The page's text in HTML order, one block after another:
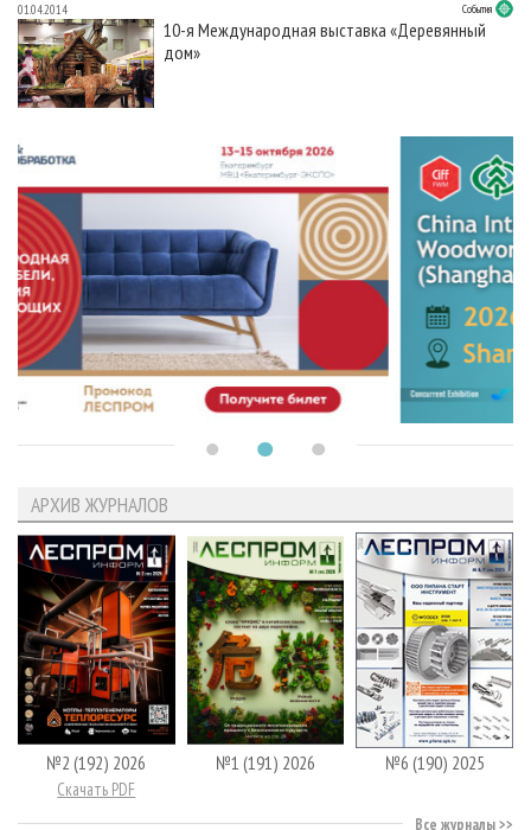
01.04.2014 События
10-я Международная выставка «Деревянный
дом»
АРХИВ ЖУРНАЛОВ
№2 (192) 2026
Скачать PDF
№1 (191) 2026 №6 (190) 2025
Все журналы